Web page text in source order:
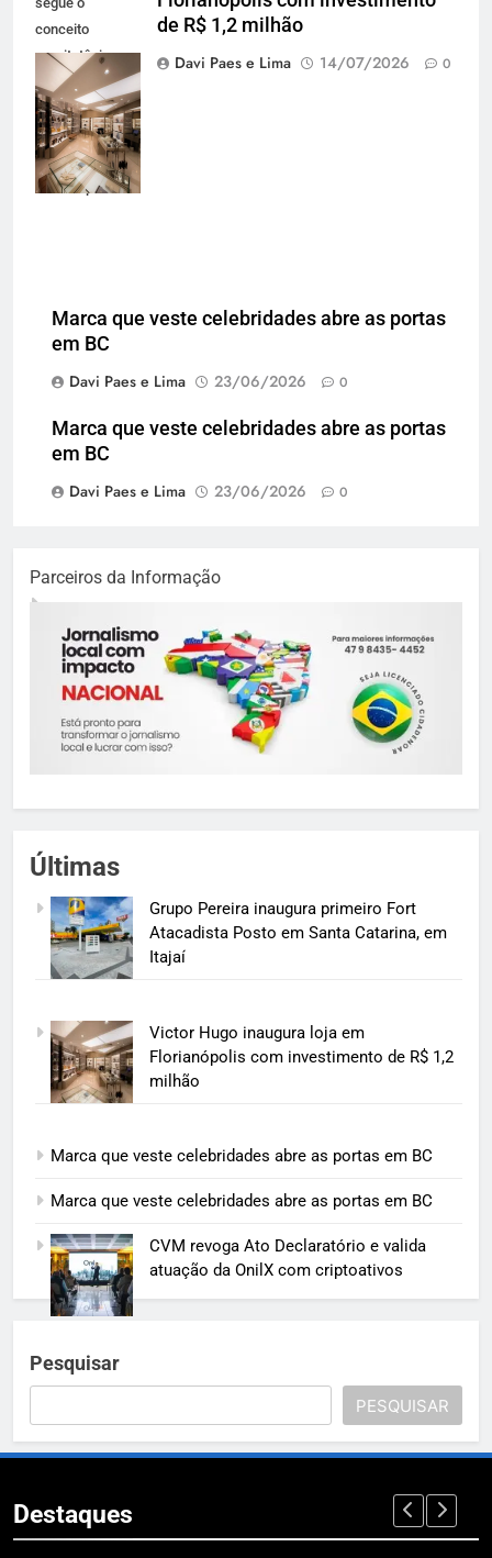
conceito
arquitetônico
mais recente da
marca e reforça
o varejo de alto
padrão em
Florianópolis
de R$ 1,2 milhão
Davi Paes e Lima
14/07/2026 0
Marca que veste celebridades abre as portas
em BC
Davi Paes e Lima
23/06/2026 0
Marca que veste celebridades abre as portas
em BC
Davi Paes e Lima
23/06/2026 0
Parceiros da Informação
Últimas
Grupo Pereira inaugura primeiro Fort
Atacadista Posto em Santa Catarina, em
Itajaí
Victor Hugo inaugura loja em
Florianópolis com investimento de R$ 1,2
milhão
Marca que veste celebridades abre as portas em BC
Marca que veste celebridades abre as portas em BC
CVM revoga Ato Declaratório e valida
atuação da OnilX com criptoativos
Pesquisar
PESQUISAR
Destaques